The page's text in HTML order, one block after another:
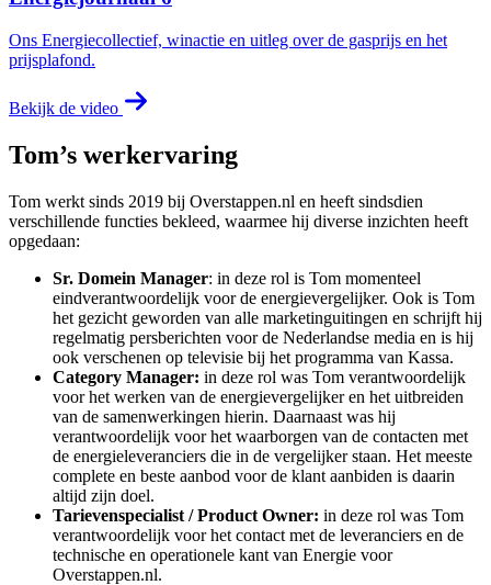
Ons Energiecollectief, winactie en uitleg over de gasprijs en het
prijsplafond.
Bekijk de video
Tom’s werkervaring
Tom werkt sinds 2019 bij Overstappen.nl en heeft sindsdien
verschillende functies bekleed, waarmee hij diverse inzichten heeft
opgedaan:
Sr. Domein Manager: in deze rol is Tom momenteel
eindverantwoordelijk voor de energievergelijker. Ook is Tom
het gezicht geworden van alle marketinguitingen en schrijft hij
regelmatig persberichten voor de Nederlandse media en is hij
ook verschenen op televisie bij het programma van Kassa.
Category Manager: in deze rol was Tom verantwoordelijk
voor het werken van de energievergelijker en het uitbreiden
van de samenwerkingen hierin. Daarnaast was hij
verantwoordelijk voor het waarborgen van de contacten met
de energieleveranciers die in de vergelijker staan. Het meeste
complete en beste aanbod voor de klant aanbiden is daarin
altijd zijn doel.
Tarievenspecialist / Product Owner: in deze rol was Tom
verantwoordelijk voor het contact met de leveranciers en de
technische en operationele kant van Energie voor
Overstappen.nl.